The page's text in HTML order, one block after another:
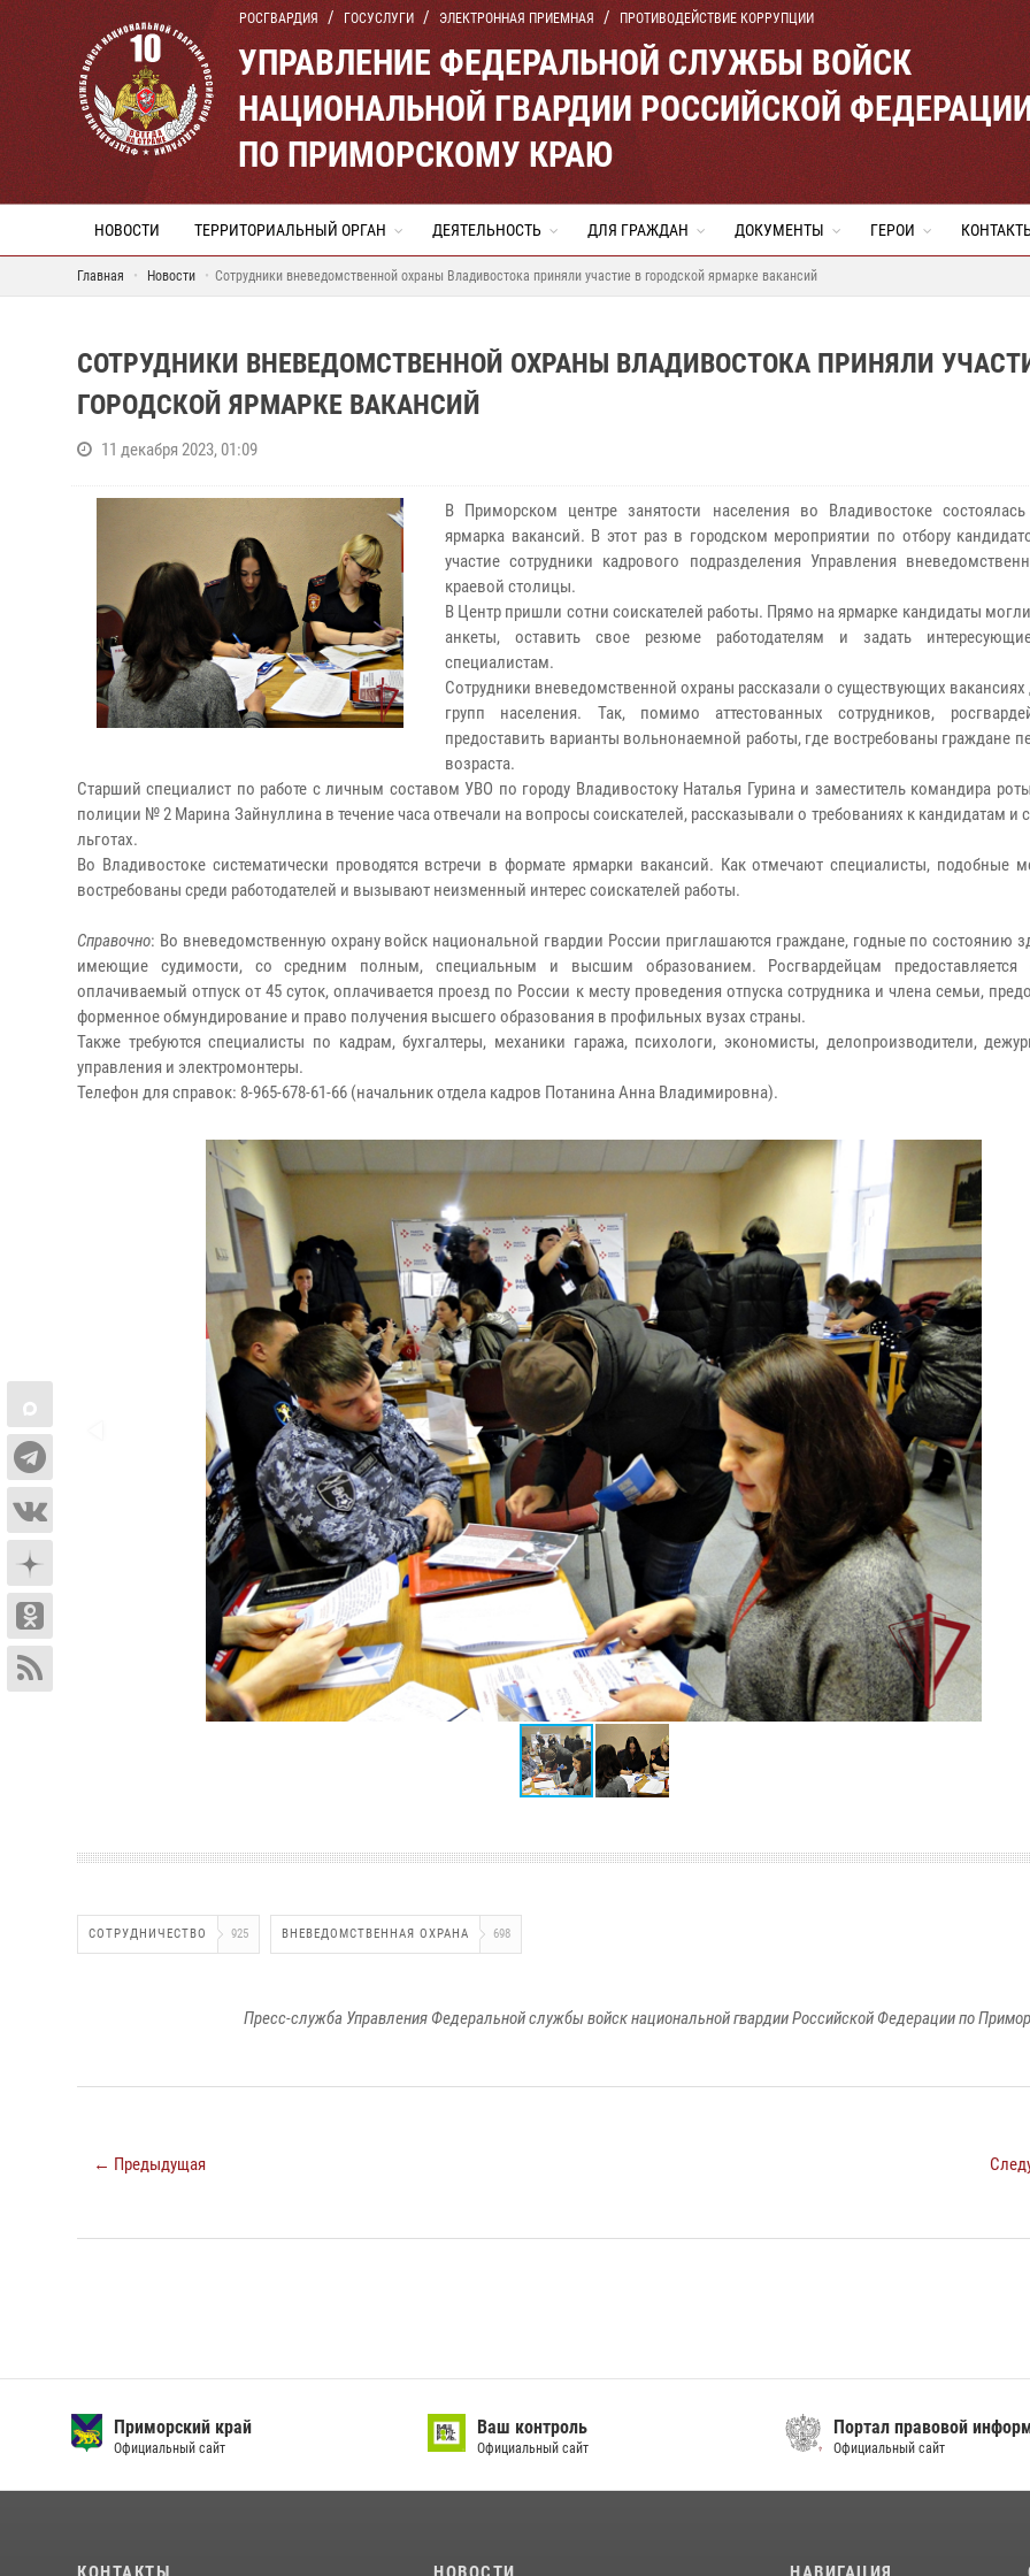
РОСГВАРДИЯ ГОСУСЛУГИ ЭЛЕКТРОННАЯ ПРИЕМНАЯ ПРОТИВОДЕЙСТВИЕ КОРРУПЦИИ
УПРАВЛЕНИЕ ФЕДЕРАЛЬНОЙ СЛУЖБЫ ВОЙСК
НАЦИОНАЛЬНОЙ ГВАРДИИ РОССИЙСКОЙ
ПО ПРИМОРСКОМУ КРАЮ
НОВОСТИ ТЕРРИТОРИАЛЬНЫЙ ОРГАН ДЕЯТЕЛЬНОСТЬ ДЛЯ ГРАЖДАН ДОКУМЕНТЫ ГЕРОИ
Главная Новости Сотрудники вневедомственной охраны Владивостока приняли участие в городской ярмарке вакансий
СОТРУДНИКИ ВНЕВЕДОМСТВЕННОЙ ОХРАНЫ ВЛАДИВОСТОКА ПРИНЯЛИ
ГОРОДСКОЙ ЯРМАРКЕ ВАКАНСИЙ
11 декабря 2023, 01:09
В Приморском центре занятости населения во Владивостоке состоялась
ярмарка вакансий. В этот раз в городском мероприятии по отбору
участие сотрудники кадрового подразделения Управления
краевой столицы.
В Центр пришли сотни соискателей работы. Прямо на ярмарке кандидаты
анкеты, оставить свое резюме работодателям и задать
специалистам.
Сотрудники вневедомственной охраны рассказали о существующих вакансиях
групп населения. Так, помимо аттестованных сотрудников,
предоставить варианты вольнонаемной работы, где востребованы граждане
возраста.
Старший специалист по работе с личным составом УВО по городу Владивостоку Наталья Гурина и заместитель командира
полиции № 2 Марина Зайнуллина в течение часа отвечали на вопросы соискателей, рассказывали о требованиях к кандидатам и
льготах.
Во Владивостоке систематически проводятся встречи в формате ярмарки вакансий. Как отмечают специалисты, подобные
востребованы среди работодателей и вызывают неизменный интерес соискателей работы.
Справочно: Во вневедомственную охрану войск национальной гвардии России приглашаются граждане, годные по состоянию
имеющие судимости, со средним полным, специальным и высшим образованием. Росгвардейцам предоставляется
оплачиваемый отпуск от 45 суток, оплачивается проезд по России к месту проведения отпуска сотрудника и члена семьи,
форменное обмундирование и право получения высшего образования в профильных вузах страны.
Также требуются специалисты по кадрам, бухгалтеры, механики гаража, психологи, экономисты, делопроизводители,
управления и электромонтеры.
Телефон для справок: 8-965-678-61-66 (начальник отдела кадров Потанина Анна Владимировна).
СОТРУДНИЧЕСТВО 925 ВНЕВЕДОМСТВЕННАЯ ОХРАНА 698
Пресс-служба Управления Федеральной службы войск национальной гвардии Российской Федерации по
← Предыдущая
Приморский край
Официальный сайт
Ваш контроль
Официальный сайт
Портал правовой
Официальный сайт